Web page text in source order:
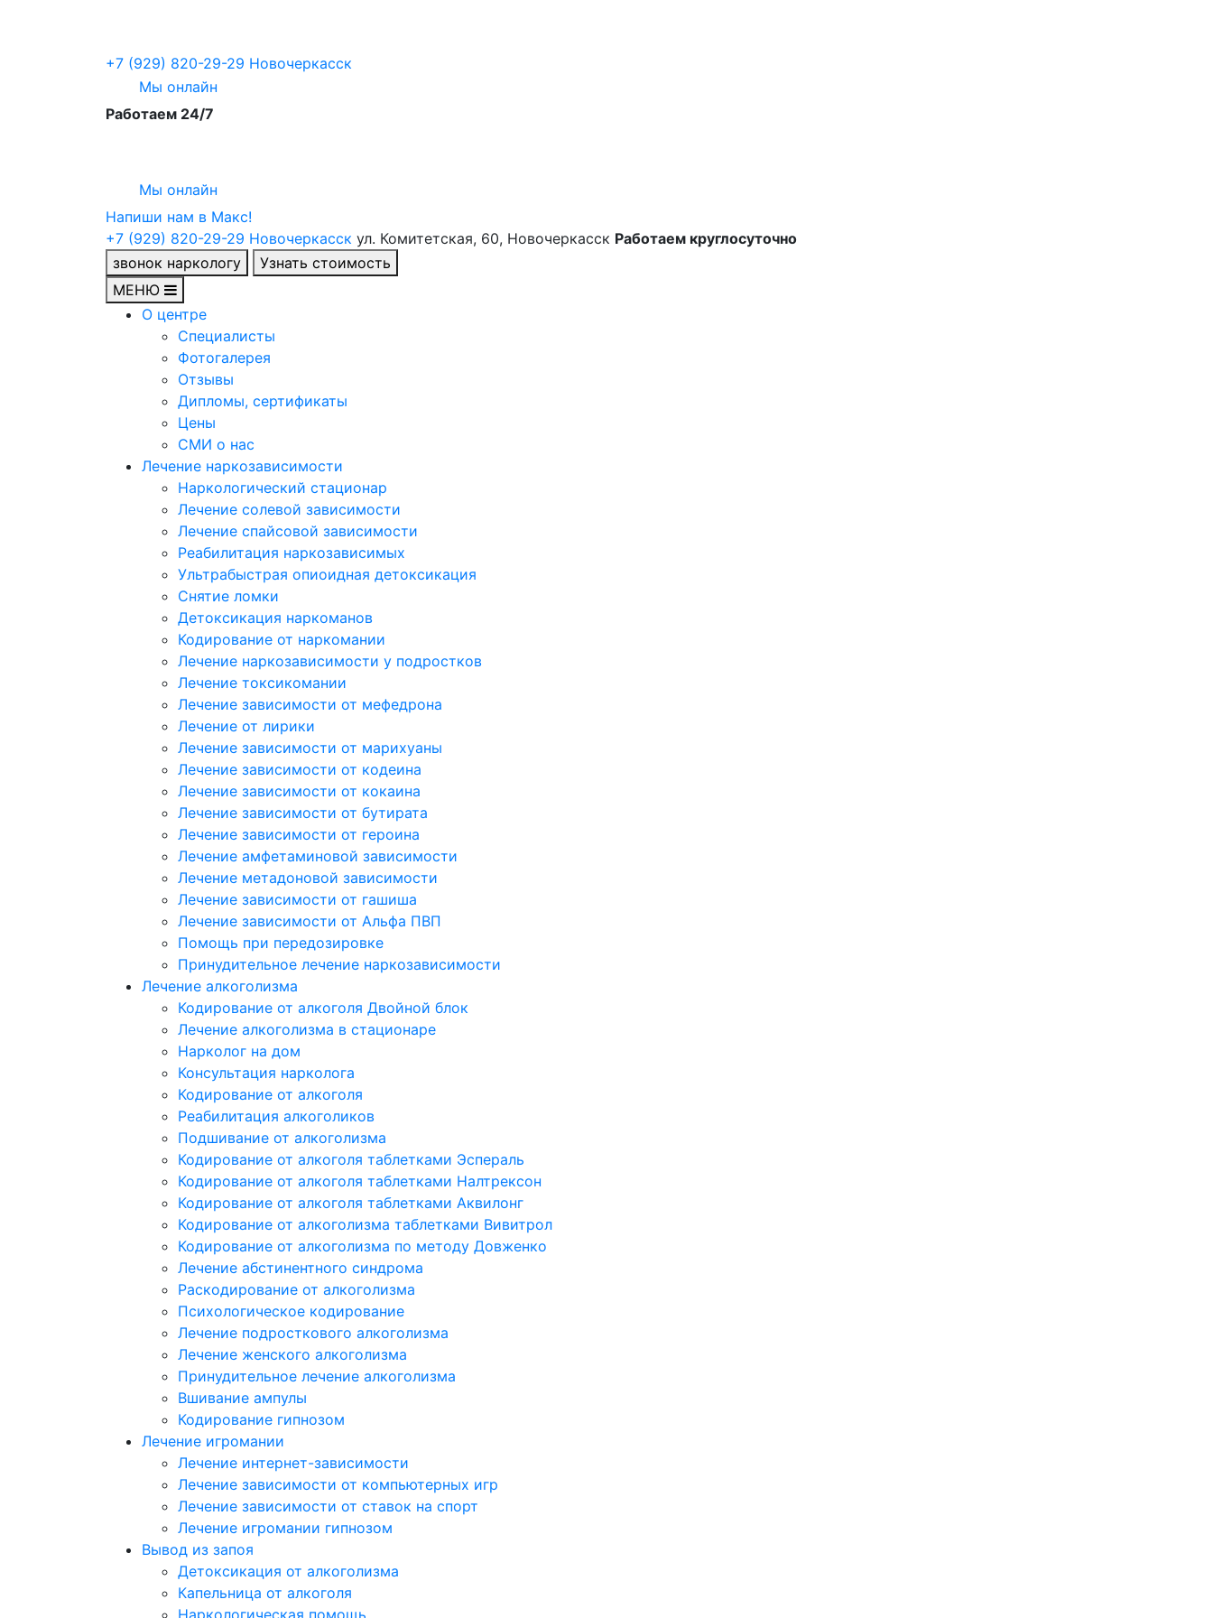
+7 (929) 820-29-29 Новочеркасск
Мы онлайн
Работаем 24/7
Мы онлайн
Напиши нам в Maкс!
+7 (929) 820-29-29 Новочеркасск ул. Комитетская, 60, Новочеркасск Работаем круглосуточно
звонок наркологу
Узнать стоимость
МЕНЮ
О центре
Специалисты
Фотогалерея
Отзывы
Дипломы, сертификаты
Цены
СМИ о нас
Лечение наркозависимости
Наркологический стационар
Лечение солевой зависимости
Лечение спайсовой зависимости
Реабилитация наркозависимых
Ультрабыстрая опиоидная детоксикация
Снятие ломки
Детоксикация наркоманов
Кодирование от наркомании
Лечение наркозависимости у подростков
Лечение токсикомании
Лечение зависимости от мефедрона
Лечение от лирики
Лечение зависимости от марихуаны
Лечение зависимости от кодеина
Лечение зависимости от кокаина
Лечение зависимости от бутирата
Лечение зависимости от героина
Лечение амфетаминовой зависимости
Лечение метадоновой зависимости
Лечение зависимости от гашиша
Лечение зависимости от Альфа ПВП
Помощь при передозировке
Принудительное лечение наркозависимости
Лечение алкоголизма
Кодирование от алкоголя Двойной блок
Лечение алкоголизма в стационаре
Нарколог на дом
Консультация нарколога
Кодирование от алкоголя
Реабилитация алкоголиков
Подшивание от алкоголизма
Кодирование от алкоголя таблетками Эспераль
Кодирование от алкоголя таблетками Налтрексон
Кодирование от алкоголя таблетками Аквилонг
Кодирование от алкоголизма таблетками Вивитрол
Кодирование от алкоголизма по методу Довженко
Лечение абстинентного синдрома
Раскодирование от алкоголизма
Психологическое кодирование
Лечение подросткового алкоголизма
Лечение женского алкоголизма
Принудительное лечение алкоголизма
Вшивание ампулы
Кодирование гипнозом
Лечение игромании
Лечение интернет-зависимости
Лечение зависимости от компьютерных игр
Лечение зависимости от ставок на спорт
Лечение игромании гипнозом
Вывод из запоя
Детоксикация от алкоголизма
Капельница от алкоголя
Наркологическая помощь